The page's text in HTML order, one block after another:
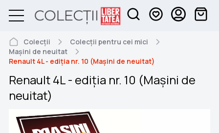
Colecții
Colecții pentru cei mici
Mașini de neuitat
Renault 4L - ediția nr. 10 (Mașini de neuitat)
Renault 4L - ediția nr. 10 (Mașini de
neuitat)